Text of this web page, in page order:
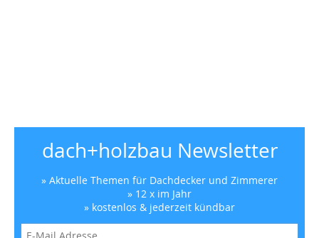
dach+holzbau Newsletter
» Aktuelle Themen für Dachdecker und Zimmerer
» 12 x im Jahr
» kostenlos & jederzeit kündbar